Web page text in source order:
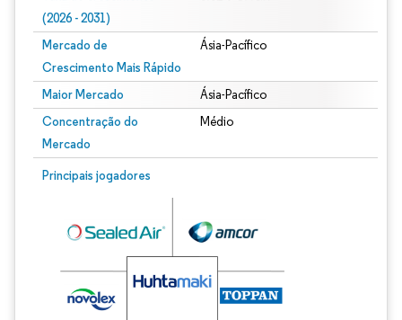
(2026 - 2031)
Mercado de
Crescimento Mais Rápido
Ásia-Pacífico
Maior Mercado Ásia-Pacífico
Concentração do
Mercado
Médio
Principais jogadores
Imagem © Mordor Intelligence. O reuso requer atribuição conforme CC BY 4.0.